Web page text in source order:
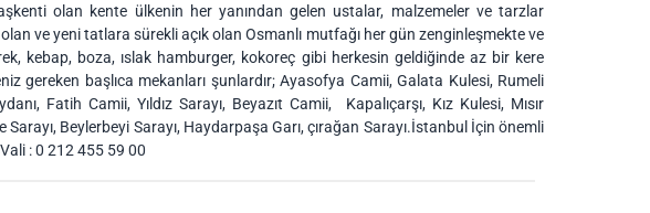
olan kente ülkenin her yanından gelen ustalar, malzemeler ve tarzlar
ve yeni tatlara sürekli açık olan Osmanlı mutfağı her gün zenginleşmekte ve
kebap, boza, ıslak hamburger, kokoreç gibi herkesin geldiğinde az bir kere
gereken başlıca mekanları şunlardır; Ayasofya Camii, Galata Kulesi, Rumeli
Fatih Camii, Yıldız Sarayı, Beyazıt Camii, Kapalıçarşı, Kız Kulesi, Mısır
Beylerbeyi Sarayı, Haydarpaşa Garı, çırağan Sarayı.İstanbul İçin önemli
: 0 212 455 59 00